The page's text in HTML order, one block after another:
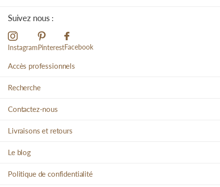
Suivez nous :
InstagramPinterestFacebook
Accès professionnels
Recherche
Contactez-nous
Livraisons et retours
Le blog
Politique de confidentialité